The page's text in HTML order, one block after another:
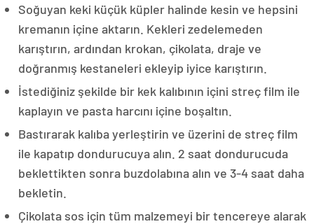
Soğuyan keki küçük küpler halinde kesin ve hepsini
kremanın içine aktarın. Kekleri zedelemeden
karıştırın, ardından krokan, çikolata, draje ve
doğranmış kestaneleri ekleyip iyice karıştırın.
İstediğiniz şekilde bir kek kalıbının içini streç film ile
kaplayın ve pasta harcını içine boşaltın.
Bastırarak kalıba yerleştirin ve üzerini de streç film
ile kapatıp dondurucuya alın. 2 saat dondurucuda
beklettikten sonra buzdolabına alın ve 3-4 saat daha
bekletin.
Çikolata sos için tüm malzemeyi bir tencereye alarak